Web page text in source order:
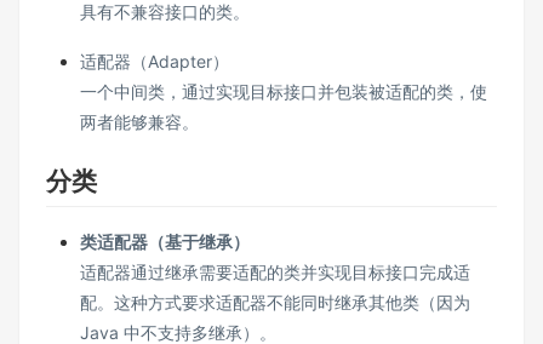
具有不兼容接口的类。
适配器（Adapter）
一个中间类，通过实现目标接口并包装被适配的类，使
两者能够兼容。
分类
类适配器（基于继承）
适配器通过继承需要适配的类并实现目标接口完成适
配。这种方式要求适配器不能同时继承其他类（因为
Java 中不支持多继承）。